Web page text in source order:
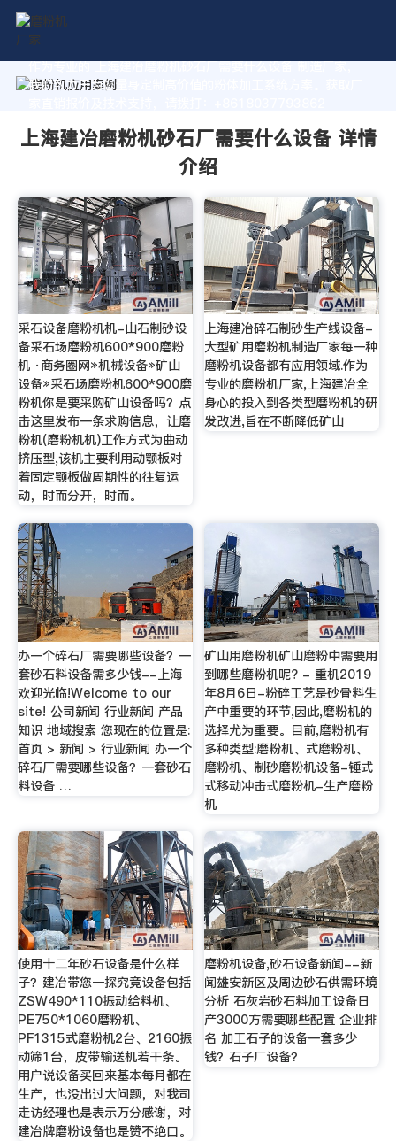
作为专业的 上海建冶磨粉机砂石厂需要什么设备 制造厂家，
我们致力于为您量身定制高价值的粉体加工系统方案。获取厂
上海建冶磨粉机砂石厂需要什么设备 详情
介绍
采石设备磨粉机机-山石制砂设
备采石场磨粉机600*900磨粉
机 ·商务圈网»机械设备»矿山
设备»采石场磨粉机600*900磨
粉机你是要采购矿山设备吗？点
击这里发布一条求购信息，让磨
粉机(磨粉机机)工作方式为曲动
挤压型,该机主要利用动颚板对
着固定颚板做周期性的往复运
动，时而分开，时而。
上海建冶碎石制砂生产线设备-
大型矿用磨粉机制造厂家每一种
磨粉机设备都有应用领域.作为
专业的磨粉机厂家,上海建冶全
身心的投入到各类型磨粉机的研
发改进,旨在不断降低矿山
办一个碎石厂需要哪些设备？一
套砂石料设备需多少钱--上海
欢迎光临!Welcome to our
site! 公司新闻 行业新闻 产品
知识 地域搜索 您现在的位置是:
首页 > 新闻 > 行业新闻 办一个
碎石厂需要哪些设备？一套砂石
料设备 …
矿山用磨粉机矿山磨粉中需要用
到哪些磨粉机呢? - 重机2019
年8月6日-粉碎工艺是砂骨料生
产中重要的环节,因此,磨粉机的
选择尤为重要。目前,磨粉机有
多种类型:磨粉机、式磨粉机、
磨粉机、制砂磨粉机设备-锤式
式移动冲击式磨粉机-生产磨粉
机
使用十二年砂石设备是什么样
子？建冶带您一探究竟设备包括
ZSW490*110振动给料机、
PE750*1060磨粉机、
PF1315式磨粉机2台、2160振
动筛1台，皮带输送机若干条。
用户说设备买回来基本每月都在
生产，也没出过大问题，对我司
走访经理也是表示万分感谢，对
建冶牌磨粉设备也是赞不绝口。
磨粉机设备,砂石设备新闻--新
闻雄安新区及周边砂石供需环境
分析 石灰岩砂石料加工设备日
产3000方需要哪些配置 企业排
名 加工石子的设备一套多少
钱？石子厂设备？